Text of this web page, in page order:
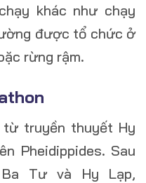
khác như chạy
được tổ chức ở
rừng rậm.
từ truyền thuyết Hy
Pheidippides. Sau
Tư và Hy Lạp,